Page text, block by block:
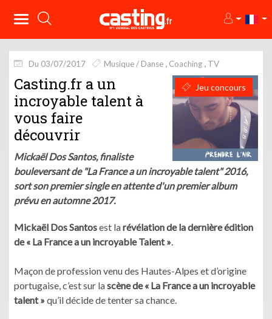
Du 03/07/2017 Musique / Danse Coaching TV
Jeu concours
Casting.fr a un
incroyable talent à
vous faire
découvrir
Mickaël Dos Santos, finaliste
bouleversant de "La France a un incroyable talent" 2016,
sort son premier single en attente d'un premier album
prévu en automne 2017.
Mickaël Dos Santosest larévélation de la dernière édition
de « La France a un incroyable Talent ».
Maçon de profession venu des Hautes-Alpes et d’origine
portugaise, c’est sur lascène de « La France a un incroyable
talent » qu’il décide de tenter sa chance.